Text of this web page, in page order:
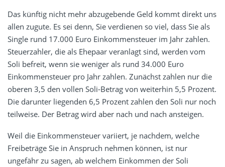
Das künftig nicht mehr abzugebende Geld kommt direkt uns
allen zugute. Es sei denn, Sie verdienen so viel, dass Sie als
Single rund 17.000 Euro Einkommensteuer im Jahr zahlen.
Steuerzahler, die als Ehepaar veranlagt sind, werden vom
Soli befreit, wenn sie weniger als rund 34.000 Euro
Einkommensteuer pro Jahr zahlen. Zunächst zahlen nur die
oberen 3,5 den vollen Soli-Betrag von weiterhin 5,5 Prozent.
Die darunter liegenden 6,5 Prozent zahlen den Soli nur noch
teilweise. Der Betrag wird aber nach und nach ansteigen.
Weil die Einkommensteuer variiert, je nachdem, welche
Freibeträge Sie in Anspruch nehmen können, ist nur
ungefähr zu sagen, ab welchem Einkommen der Soli